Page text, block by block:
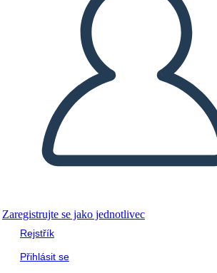
Zaregistrujte se jako jednotlivec
Rejstřík
Přihlásit se